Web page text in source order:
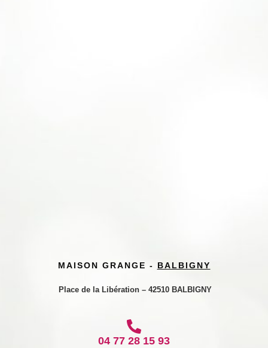
MAISON GRANGE - BALBIGNY
Place de la Libération – 42510 BALBIGNY
04 77 28 15 93